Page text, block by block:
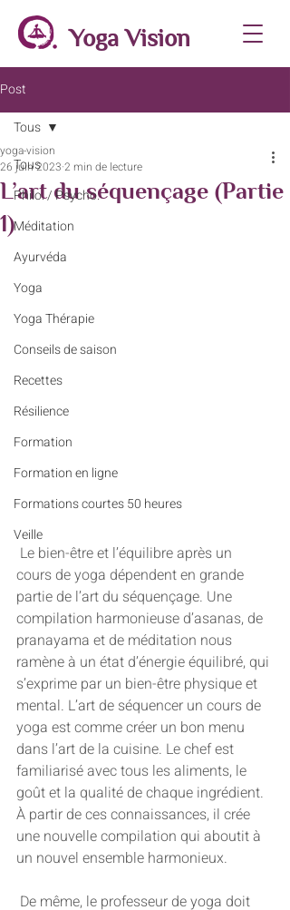
Yoga Vision
Post
Tous
Philo. / Psycho.
Méditation
Ayurvéda
Yoga
Yoga Thérapie
Conseils de saison
Recettes
Résilience
Formation
Formation en ligne
Formations courtes 50 heures
Veille
Tous
L’art du séquençage (Partie
1)
yoga-vision
26 juin 2023 2 min de lecture
cours de yoga dépendent en grande
partie de l’art du séquençage. Une
compilation harmonieuse d’asanas, de
pranayama et de méditation nous
ramène à un état d’énergie équilibré, qui
s’exprime par un bien-être physique et
mental. L’art de séquencer un cours de
yoga est comme créer un bon menu
dans l’art de la cuisine. Le chef est
familiarisé avec tous les aliments, le
goût et la qualité de chaque ingrédient.
À partir de ces connaissances, il crée
une nouvelle compilation qui aboutit à
un nouvel ensemble harmonieux.